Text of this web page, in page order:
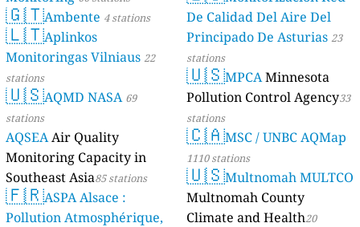
🇬🇹Ambente 4 stations
🇱🇹Aplinkos
Monitoringas Vilniaus 22
stations
🇺🇸AQMD NASA 69
stations
AQSEAAir Quality
Monitoring Capacity in
Southeast Asia85 stations
🇫🇷ASPA Alsace :
Pollution Atmosphérique,
De Calidad Del Aire Del
Principado De Asturias 23
stations
🇺🇸MPCAMinnesota
Pollution Control Agency33
stations
🇨🇦MSC / UNBC AQMap
1110 stations
🇺🇸Multnomah MULTCO
Multnomah County
Climate and Health20